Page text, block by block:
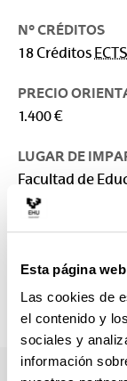
Esta página
Las cookies de
el contenido y
sociales y
información
Nº CRÉDITOS
18 Créditos ECTS
PRECIO
1.400 €
LUGAR DE
Facultad de
RESPONSABLE
CONTACTO
945013534